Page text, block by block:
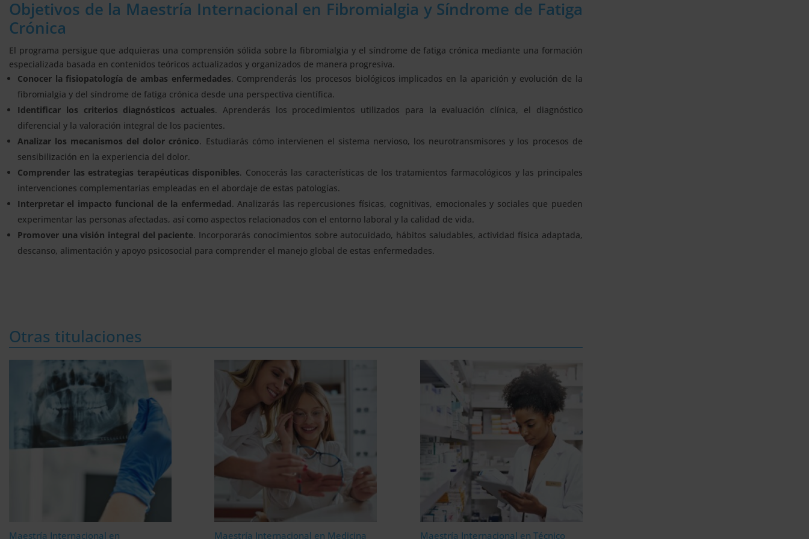
Objetivos de la Maestría Internacional en Fibromialgia y Síndrome de Fatiga
Crónica
El programa persigue que adquieras una comprensión sólida sobre la fibromialgia y el síndrome de fatiga crónica mediante una formación
especializada basada en contenidos teóricos actualizados y organizados de manera progresiva.
Conocer la fisiopatología de ambas enfermedades. Comprenderás los procesos biológicos implicados en la aparición y evolución de la
fibromialgia y del síndrome de fatiga crónica desde una perspectiva científica.
Identificar los criterios diagnósticos actuales. Aprenderás los procedimientos utilizados para la evaluación clínica, el diagnóstico
diferencial y la valoración integral de los pacientes.
Analizar los mecanismos del dolor crónico. Estudiarás cómo intervienen el sistema nervioso, los neurotransmisores y los procesos de
sensibilización en la experiencia del dolor.
Comprender las estrategias terapéuticas disponibles. Conocerás las características de los tratamientos farmacológicos y las principales
intervenciones complementarias empleadas en el abordaje de estas patologías.
Interpretar el impacto funcional de la enfermedad. Analizarás las repercusiones físicas, cognitivas, emocionales y sociales que pueden
experimentar las personas afectadas, así como aspectos relacionados con el entorno laboral y la calidad de vida.
Promover una visión integral del paciente. Incorporarás conocimientos sobre autocuidado, hábitos saludables, actividad física adaptada,
descanso, alimentación y apoyo psicosocial para comprender el manejo global de estas enfermedades.
Otras titulaciones
Maestría Internacional en Maestría Internacional en Medicina Maestría Internacional en Técnico